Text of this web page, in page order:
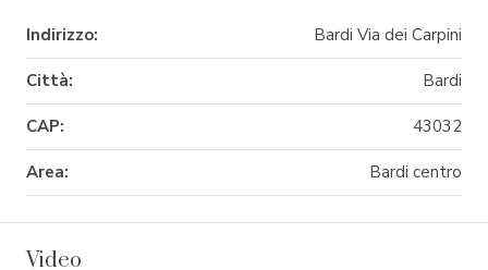
Indirizzo: Bardi Via dei Carpini
Città: Bardi
CAP: 43032
Area: Bardi centro
Video